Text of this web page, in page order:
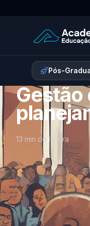
Academy
Pós-
Gestão
13 min de leitura